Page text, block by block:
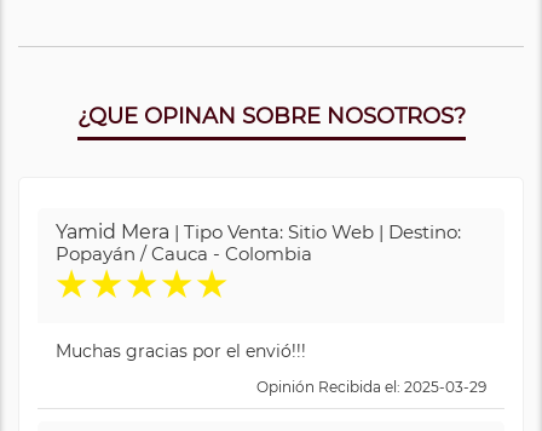
¿QUE OPINAN SOBRE NOSOTROS?
Yamid Mera | Tipo Venta: Sitio Web | Destino:
Popayán / Cauca - Colombia
★★★★★
Muchas gracias por el envió!!!
Opinión Recibida el: 2025-03-29